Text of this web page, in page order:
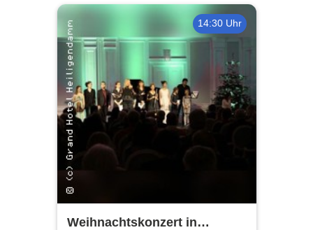
14:30 Uhr
Weihnachtskonzert in